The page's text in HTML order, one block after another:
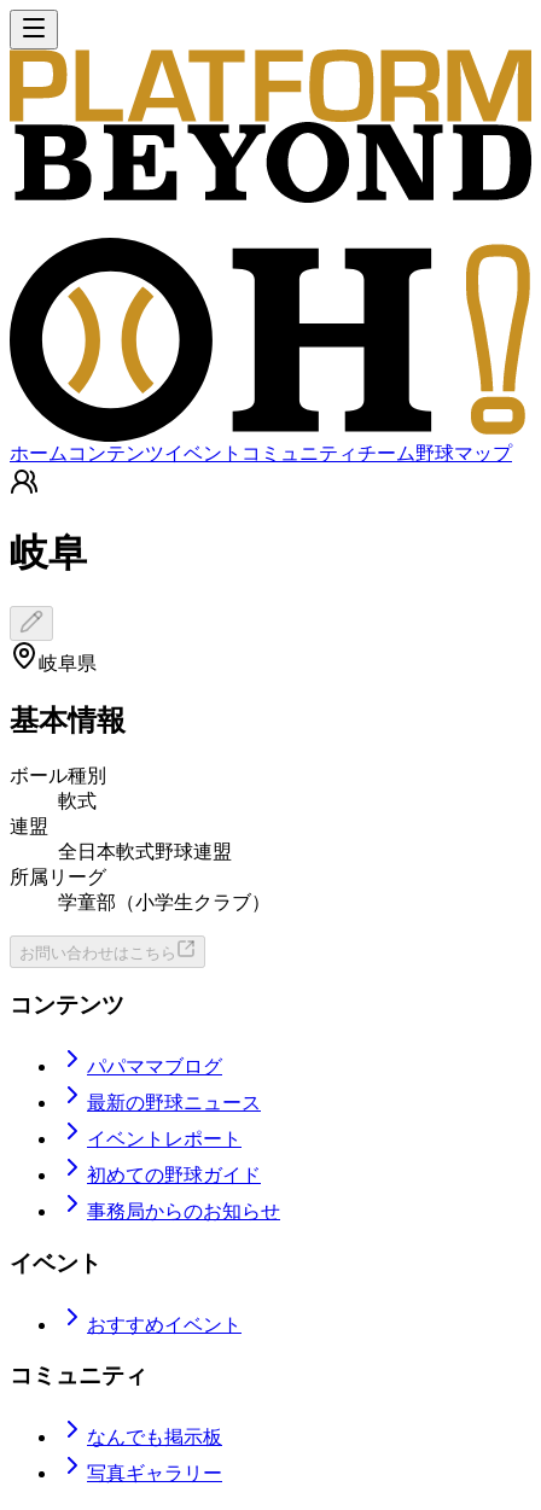
ホーム コンテンツイベント コミュニティチーム野球マップ
岐阜
岐阜県
基本情報
ボール種別
軟式
連盟
全日本軟式野球連盟
所属リーグ
学童部（小学生クラブ）
お問い合わせはこちら
コンテンツ
パパママブログ
最新の野球ニュース
イベントレポート
初めての野球ガイド
事務局からのお知らせ
イベント
おすすめイベント
コミュニティ
なんでも掲示板
写真ギャラリー